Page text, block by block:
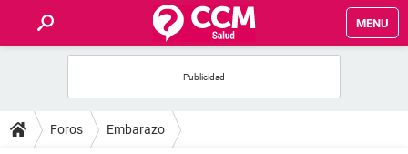
MENU
FOROS
Foros Embarazo